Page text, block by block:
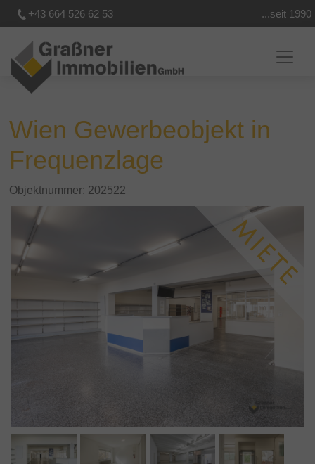
+43 664 526 62 53 ...seit 1990
Wien Gewerbeobjekt in
Frequenzlage
Objektnummer: 202522